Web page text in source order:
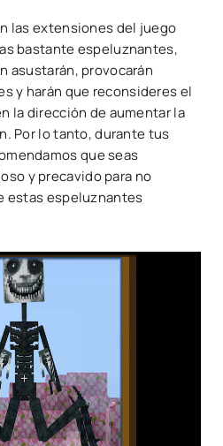
las extensiones del juego
bastante espeluznantes,
asustarán, provocarán
y harán que reconsideres el
la dirección de aumentar la
Por lo tanto, durante tus
que seas
y precavido para no
estas espeluznantes